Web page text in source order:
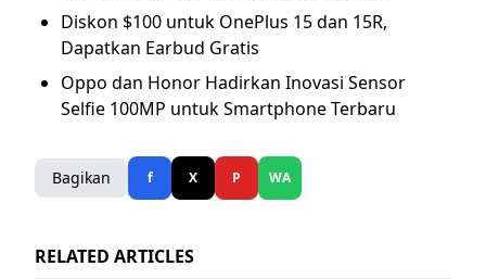
Diskon $100 untuk OnePlus 15 dan 15R,
Dapatkan Earbud Gratis
Oppo dan Honor Hadirkan Inovasi Sensor
Selfie 100MP untuk Smartphone Terbaru
Bagikan f X P WA
RELATED ARTICLES